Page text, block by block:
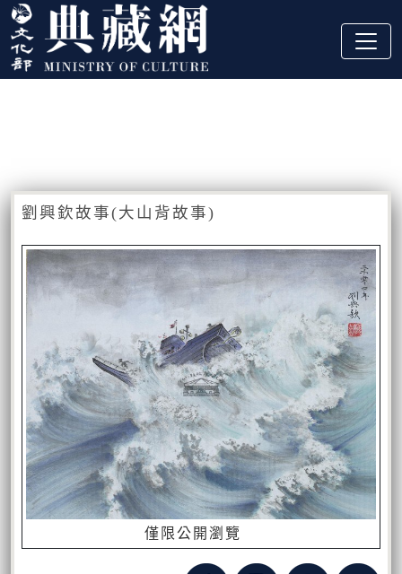
跳到主要內容
:::
劉興欽故事(大山背故事)
僅限公開瀏覽